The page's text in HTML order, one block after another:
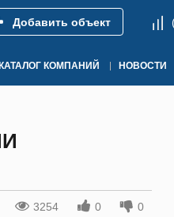
Добавить объект
КАТАЛОГ КОМПАНИЙ НОВОСТИ
3254 0 0